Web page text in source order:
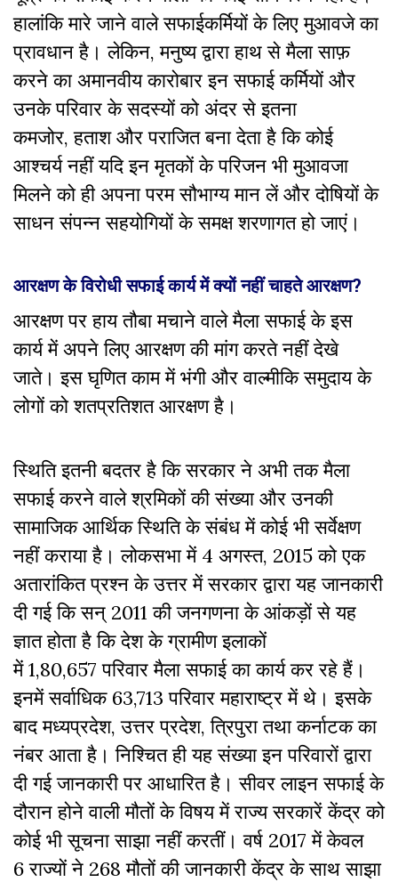
हालांकि मारे जाने वाले सफाईकर्मियों के लिए मुआवजे का
प्रावधान है। लेकिन, मनुष्य द्वारा हाथ से मैला साफ़
करने का अमानवीय कारोबार इन सफाई कर्मियों और
उनके परिवार के सदस्यों को अंदर से इतना
कमजोर, हताश और पराजित बना देता है कि कोई
आश्चर्य नहीं यदि इन मृतकों के परिजन भी मुआवजा
मिलने को ही अपना परम सौभाग्य मान लें और दोषियों के
साधन संपन्न सहयोगियों के समक्ष शरणागत हो जाएं।
आरक्षण के विरोधी सफाई कार्य में क्यों नहीं चाहते आरक्षण?
आरक्षण पर हाय तौबा मचाने वाले मैला सफाई के इस
कार्य में अपने लिए आरक्षण की मांग करते नहीं देखे
जाते। इस घृणित काम में भंगी और वाल्मीकि समुदाय के
लोगों को शतप्रतिशत आरक्षण है।
स्थिति इतनी बदतर है कि सरकार ने अभी तक मैला
सफाई करने वाले श्रमिकों की संख्या और उनकी
सामाजिक आर्थिक स्थिति के संबंध में कोई भी सर्वेक्षण
नहीं कराया है। लोकसभा में 4 अगस्त, 2015 को एक
अतारांकित प्रश्न के उत्तर में सरकार द्वारा यह जानकारी
दी गई कि सन् 2011 की जनगणना के आंकड़ों से यह
ज्ञात होता है कि देश के ग्रामीण इलाकों
में 1,80,657 परिवार मैला सफाई का कार्य कर रहे हैं।
इनमें सर्वाधिक 63,713 परिवार महाराष्ट्र में थे। इसके
बाद मध्यप्रदेश, उत्तर प्रदेश, त्रिपुरा तथा कर्नाटक का
नंबर आता है। निश्चित ही यह संख्या इन परिवारों द्वारा
दी गई जानकारी पर आधारित है। सीवर लाइन सफाई के
दौरान होने वाली मौतों के विषय में राज्य सरकारें केंद्र को
कोई भी सूचना साझा नहीं करतीं। वर्ष 2017 में केवल
6 राज्यों ने 268 मौतों की जानकारी केंद्र के साथ साझा